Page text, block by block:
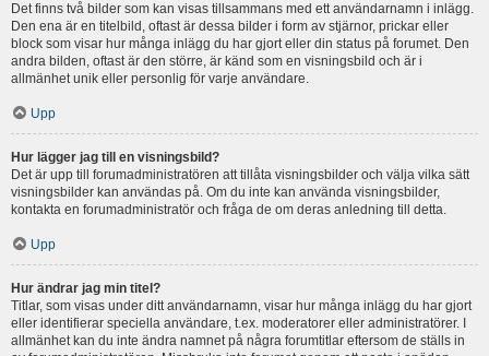
Det finns två bilder som kan visas tillsammans med ett användarnamn i inlägg.
Den ena är en titelbild, oftast är dessa bilder i form av stjärnor, prickar eller
block som visar hur många inlägg du har gjort eller din status på forumet. Den
andra bilden, oftast är den större, är känd som en visningsbild och är i
allmänhet unik eller personlig för varje användare.
Upp
Hur lägger jag till en visningsbild?
Det är upp till forumadministratören att tillåta visningsbilder och välja vilka sätt
visningsbilder kan användas på. Om du inte kan använda visningsbilder,
kontakta en forumadministratör och fråga de om deras anledning till detta.
Upp
Hur ändrar jag min titel?
Titlar, som visas under ditt användarnamn, visar hur många inlägg du har gjort
eller identifierar speciella användare, t.ex. moderatorer eller administratörer. I
allmänhet kan du inte ändra namnet på några forumtitlar eftersom de ställs in